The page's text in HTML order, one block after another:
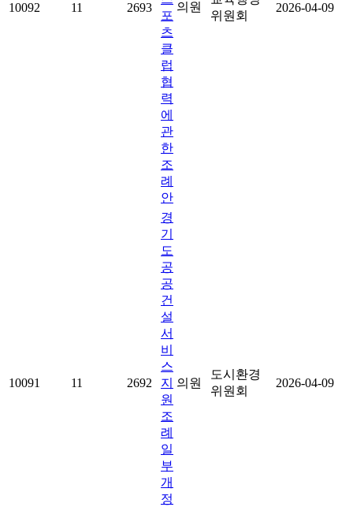
10092 11 2693
포
츠
클
럽
협
력
에
관
한
조
례
안
의원
위원회
2026-04-09
10091 11 2692
경
기
도
공
공
건
설
서
비
스
지
원
조
례
일
부
개
정
의원
도시환경
위원회
2026-04-09